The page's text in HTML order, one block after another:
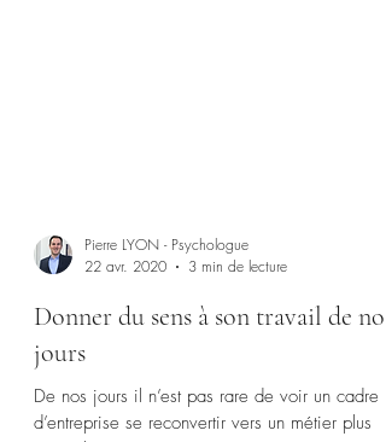
22 avr. 2020
3 min de lecture
Donner du sens à son travail de nos
jours